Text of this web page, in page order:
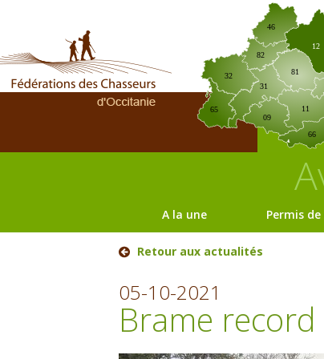
09
12
31
32
46
65
66
81
82
11
A la une Permis
Retour aux actualités
05-10-2021
Brame record